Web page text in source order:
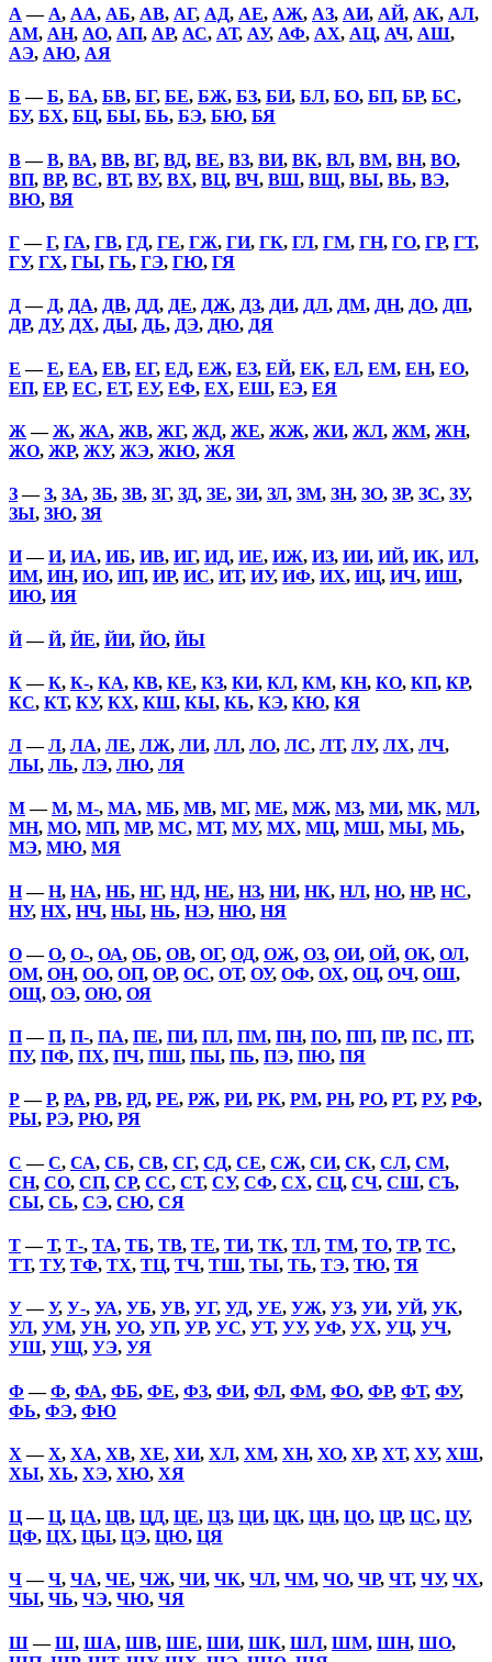
А — А, АА, АБ, АВ, АГ, АД, АЕ, АЖ, АЗ, АИ, АЙ, АК, АЛ,
АМ, АН, АО, АП, АР, АС, АТ, АУ, АФ, АХ, АЦ, АЧ, АШ,
АЭ, АЮ, АЯ
Б —Б, БА, БВ, БГ, БЕ, БЖ, БЗ, БИ, БЛ, БО, БП, БР, БС,
БУ, БХ, БЦ, БЫ, БЬ, БЭ, БЮ, БЯ
В—В, ВА, ВВ, ВГ, ВД, ВЕ, ВЗ, ВИ, ВК, ВЛ, ВМ, ВН, ВО,
ВП, ВР, ВС, ВТ, ВУ, ВХ, ВЦ, ВЧ, ВШ, ВЩ, ВЫ, ВЬ, ВЭ,
ВЮ, ВЯ
Г—Г, ГА, ГВ, ГД, ГЕ, ГЖ, ГИ, ГК, ГЛ, ГМ, ГН, ГО, ГР, ГТ,
ГУ, ГХ, ГЫ, ГЬ, ГЭ, ГЮ, ГЯ
Д— Д, ДА, ДВ, ДД, ДЕ, ДЖ, ДЗ, ДИ, ДЛ, ДМ, ДН, ДО, ДП,
ДР, ДУ, ДХ, ДЫ, ДЬ, ДЭ, ДЮ, ДЯ
Е —Е, ЕА, ЕВ, ЕГ, ЕД, ЕЖ, ЕЗ, ЕЙ, ЕК, ЕЛ, ЕМ, ЕН, ЕО,
ЕП, ЕР, ЕС, ЕТ, ЕУ, ЕФ, ЕХ, ЕШ, ЕЭ, ЕЯ
Ж —Ж, ЖА, ЖВ, ЖГ, ЖД, ЖЕ, ЖЖ, ЖИ, ЖЛ, ЖМ, ЖН,
ЖО, ЖР, ЖУ, ЖЭ, ЖЮ, ЖЯ
З—З, ЗА, ЗБ, ЗВ, ЗГ, ЗД, ЗЕ, ЗИ, ЗЛ, ЗМ, ЗН, ЗО, ЗР, ЗС, ЗУ,
ЗЫ, ЗЮ, ЗЯ
И—И, ИА, ИБ, ИВ, ИГ, ИД, ИЕ, ИЖ, ИЗ, ИИ, ИЙ, ИК, ИЛ,
ИМ, ИН, ИО, ИП, ИР, ИС, ИТ, ИУ, ИФ, ИХ, ИЦ, ИЧ, ИШ,
ИЮ, ИЯ
Й—Й, ЙЕ, ЙИ, ЙО, ЙЫ
К—К, К-, КА, КВ, КЕ, КЗ, КИ, КЛ, КМ, КН, КО, КП, КР,
КС, КТ, КУ, КХ, КШ, КЫ, КЬ, КЭ, КЮ, КЯ
Л—Л, ЛА, ЛЕ, ЛЖ, ЛИ, ЛЛ, ЛО, ЛС, ЛТ, ЛУ, ЛХ, ЛЧ,
ЛЫ, ЛЬ, ЛЭ, ЛЮ, ЛЯ
М—М, М-, МА, МБ, МВ, МГ, МЕ, МЖ, МЗ, МИ, МК, МЛ,
МН, МО, МП, МР, МС, МТ, МУ, МХ, МЦ, МШ, МЫ, МЬ,
МЭ, МЮ, МЯ
Н—Н, НА, НБ, НГ, НД, НЕ, НЗ, НИ, НК, НЛ, НО, НР, НС,
НУ, НХ, НЧ, НЫ, НЬ, НЭ, НЮ, НЯ
О—О, О-, ОА, ОБ, ОВ, ОГ, ОД, ОЖ, ОЗ, ОИ, ОЙ, ОК, ОЛ,
ОМ, ОН, ОО, ОП, ОР, ОС, ОТ, ОУ, ОФ, ОХ, ОЦ, ОЧ, ОШ,
ОЩ, ОЭ, ОЮ, ОЯ
П—П, П-, ПА, ПЕ, ПИ, ПЛ, ПМ, ПН, ПО, ПП, ПР, ПС, ПТ,
ПУ, ПФ, ПХ, ПЧ, ПШ, ПЫ, ПЬ, ПЭ, ПЮ, ПЯ
Р—Р, РА, РВ, РД, РЕ, РЖ, РИ, РК, РМ, РН, РО, РТ, РУ, РФ,
РЫ, РЭ, РЮ, РЯ
С —С, СА, СБ, СВ, СГ, СД, СЕ, СЖ, СИ, СК, СЛ, СМ,
СН, СО, СП, СР, СС, СТ, СУ, СФ, СХ, СЦ, СЧ, СШ, СЪ,
СЫ, СЬ, СЭ, СЮ, СЯ
Т—Т, Т-, ТА, ТБ, ТВ, ТЕ, ТИ, ТК, ТЛ, ТМ, ТО, ТР, ТС,
ТТ, ТУ, ТФ, ТХ, ТЦ, ТЧ, ТШ, ТЫ, ТЬ, ТЭ, ТЮ, ТЯ
У—У, У-, УА, УБ, УВ, УГ, УД, УЕ, УЖ, УЗ, УИ, УЙ, УК,
УЛ, УМ, УН, УО, УП, УР, УС, УТ, УУ, УФ, УХ, УЦ, УЧ,
УШ, УЩ, УЭ, УЯ
Ф —Ф, ФА, ФБ, ФЕ, ФЗ, ФИ, ФЛ, ФМ, ФО, ФР, ФТ, ФУ,
ФЬ, ФЭ, ФЮ
Х —Х, ХА, ХВ, ХЕ, ХИ, ХЛ, ХМ, ХН, ХО, ХР, ХТ, ХУ, ХШ,
ХЫ, ХЬ, ХЭ, ХЮ, ХЯ
Ц—Ц, ЦА, ЦВ, ЦД, ЦЕ, ЦЗ, ЦИ, ЦК, ЦН, ЦО, ЦР, ЦС, ЦУ,
ЦФ, ЦХ, ЦЫ, ЦЭ, ЦЮ, ЦЯ
Ч—Ч, ЧА, ЧЕ, ЧЖ, ЧИ, ЧК, ЧЛ, ЧМ, ЧО, ЧР, ЧТ, ЧУ, ЧХ,
ЧЫ, ЧЬ, ЧЭ, ЧЮ, ЧЯ
Ш—Ш, ША, ШВ, ШЕ, ШИ, ШК, ШЛ, ШМ, ШН, ШО,